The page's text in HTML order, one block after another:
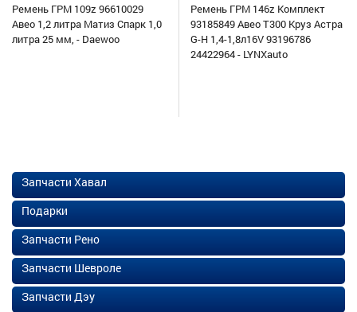
Ремень ГРМ 109z 96610029
Авео 1,2 литра Матиз Спарк 1,0
литра 25 мм, - Daewoo
Ремень ГРМ 146z Комплект
93185849 Авео Т300 Круз Астра
G-H 1,4-1,8л16V 93196786
24422964 - LYNXauto
Запчасти Хавал
Подарки
Запчасти Рено
Запчасти Шевроле
Запчасти Дэу